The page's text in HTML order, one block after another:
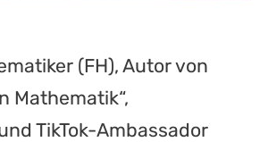
(FH), Autor von
Mathematik“,
TikTok-Ambassador